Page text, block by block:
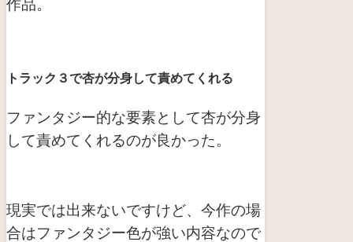
作品。
トラック３で杏が分身して責めてくれる
ファンタジー的な要素として杏が分身
して責めてくれるのが良かった。
現実では出来ないですけど、今作の場
合はファンタジー色が強い内容なので